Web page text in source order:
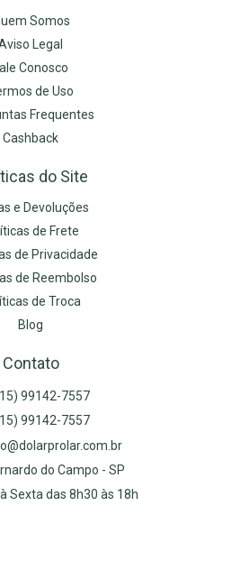
Somos
Legal
Conosco
de Uso
Frequentes
Cashback
do Site
e Devoluções
de Frete
de Privacidade
de Reembolso
de Troca
Blog
Contato
99142-7557
99142-7557
do Campo - SP
Sexta das 8h30 às 18h